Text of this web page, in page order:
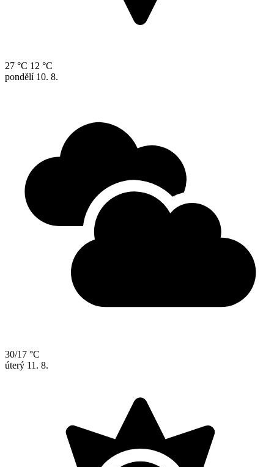
27 °C 12 °C
pondělí 10. 8.
30/17 °C
úterý 11. 8.